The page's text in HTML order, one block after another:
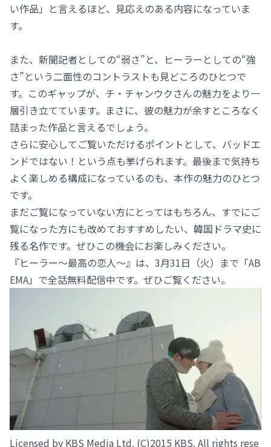
い作品」と言えるほど、見応えのある内容になっていま
す。
また、新聞記者としての“弱さ”と、ヒーラーとしての“強
さ”という二面性のコントラストも見どころのひとつで
す。このギャップが、チ・チャンウクさんの魅力をより一
層引き立てています。まさに、彼の魅力が余すところなく
詰まった作品と言えるでしょう。
さらに安心してご覧いただけるポイントとして、バッドエ
ンドではない！という点も挙げられます。最後まで気持ち
よく楽しめる構成になっているのも、本作の魅力のひとつ
です。
まだご覧になっていない方にとってはもちろん、すでにご
覧になった方にも改めておすすめしたい、韓国ドラマ史に
残る名作です。ぜひこの機会にお楽しみください。
『ヒーラー～最高の恋人～』は、3月31日（火）まで「AB
EMA」で全話無料配信中です。ぜひご覧ください。
Licensed by KBS Media Ltd. (C)2015 KBS. All rights rese